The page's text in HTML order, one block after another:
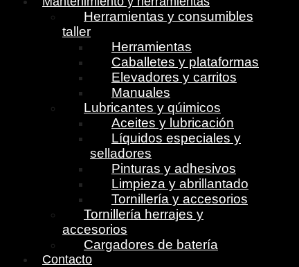
Herramientas y consumibles
taller
Herramientas
Caballetes y plataformas
Elevadores y carritos
Manuales
Lubricantes y qúimicos
Aceites y lubricación
Líquidos especiales y
selladores
Pinturas y adhesivos
Limpieza y abrillantado
Tornillería y accesorios
Tornillería herrajes y
accesorios
Cargadores de batería
Contacto